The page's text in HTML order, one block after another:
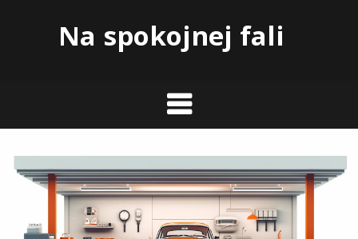
Na spokojnej fali